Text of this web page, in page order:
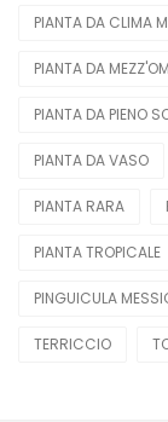
PIANTA DA CLIMA
PIANTA DA
PIANTA DA PIENO
PIANTA DA VASO
PIANTA RARA
PIANTA TROPICALE
PINGUICULA
TERRICCIO